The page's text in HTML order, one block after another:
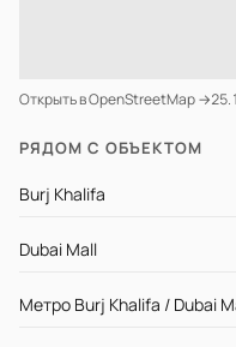
Открыть в OpenStreetMap →
РЯДОМ С ОБЪЕКТОМ
Burj Khalifa
Dubai Mall
Метро Burj Khalifa / Dubai